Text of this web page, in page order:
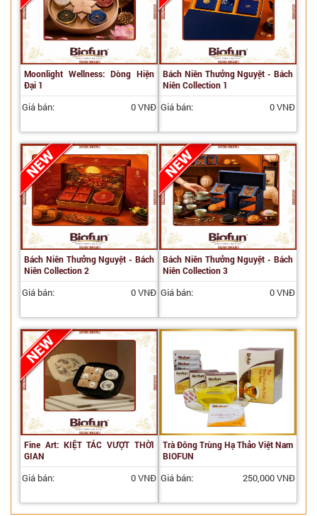
Moonlight Wellness: Dòng Hiện
Đại 1
Giá bán: 0 VNĐ
Bách Niên Thưởng Nguyệt - Bách
Niên Collection 1
Giá bán: 0 VNĐ
Bách Niên Thưởng Nguyệt - Bách
Niên Collection 2
Giá bán: 0 VNĐ
Bách Niên Thưởng Nguyệt - Bách
Niên Collection 3
Giá bán: 0 VNĐ
Fine Art: KIỆT TÁC VƯỢT THỜI
GIAN
Giá bán: 0 VNĐ
Trà Đông Trùng Hạ Thảo Việt Nam
BIOFUN
Giá bán: 250,000 VNĐ